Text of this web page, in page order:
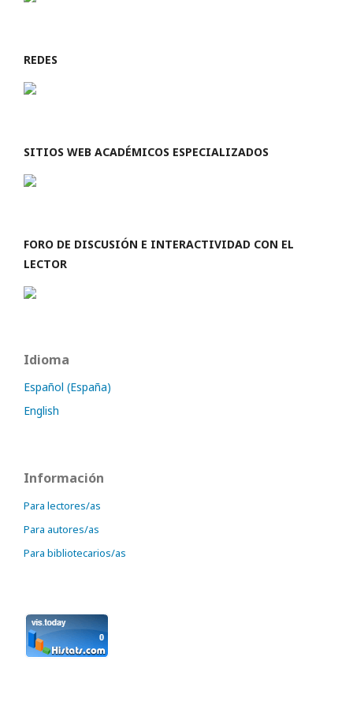
REDES
SITIOS WEB ACADÉMICOS ESPECIALIZADOS
FORO DE DISCUSIÓN E INTERACTIVIDAD CON EL
LECTOR
Idioma
Español (España)
English
Información
Para lectores/as
Para autores/as
Para bibliotecarios/as